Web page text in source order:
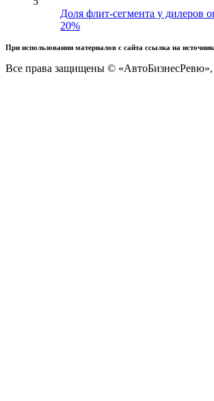
Доля флит-сегмента у дилеров
20%
При использовании материалов с сайта ссылка на
Все права защищены © «АвтоБизнесРевю»,